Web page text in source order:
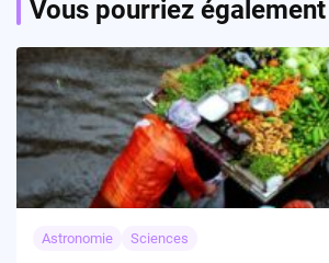
Vous pourriez
Astronomie Sciences